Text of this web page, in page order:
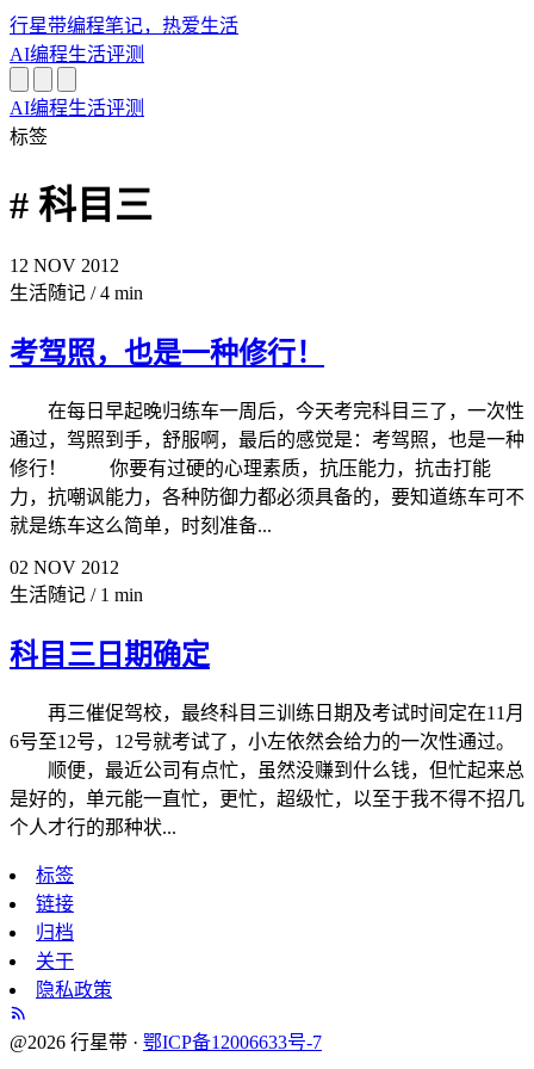
行星带编程笔记，热爱生活
AI编程生活评测
AI编程生活评测
标签
# 科目三
12 NOV 2012
生活随记 / 4 min
考驾照，也是一种修行！
在每日早起晚归练车一周后，今天考完科目三了，一次性
通过，驾照到手，舒服啊，最后的感觉是：考驾照，也是一种
修行！ 你要有过硬的心理素质，抗压能力，抗击打能
力，抗嘲讽能力，各种防御力都必须具备的，要知道练车可不
就是练车这么简单，时刻准备...
02 NOV 2012
生活随记 / 1 min
科目三日期确定
再三催促驾校，最终科目三训练日期及考试时间定在11月
6号至12号，12号就考试了，小左依然会给力的一次性通过。
顺便，最近公司有点忙，虽然没赚到什么钱，但忙起来总
是好的，单元能一直忙，更忙，超级忙，以至于我不得不招几
个人才行的那种状...
标签
链接
归档
关于
隐私政策
@2026 行星带 · 鄂ICP备12006633号-7